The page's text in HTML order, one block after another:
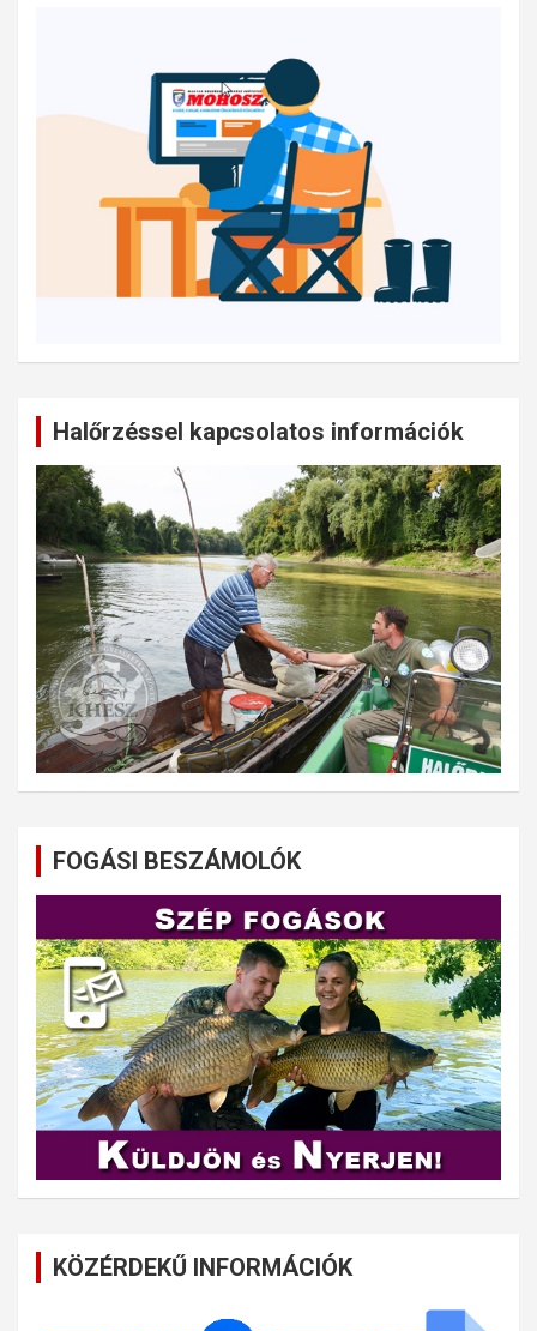
Halőrzéssel kapcsolatos információk
FOGÁSI BESZÁMOLÓK
KÖZÉRDEKŰ INFORMÁCIÓK